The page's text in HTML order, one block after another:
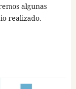
algunas
realizado.